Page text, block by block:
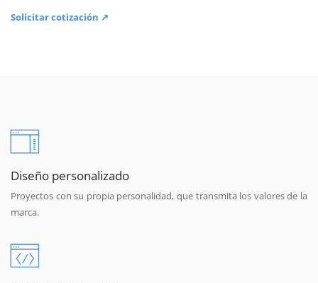
Solicitar cotización ↗
Diseño personalizado
Proyectos con su propia personalidad, que transmita los valores de la
marca.